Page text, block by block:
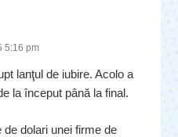
5:16 pm
lanţul de iubire. Acolo a
la început până la final.
de dolari unei firme de